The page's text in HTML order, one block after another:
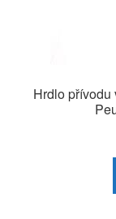
Hrdlo přívodu